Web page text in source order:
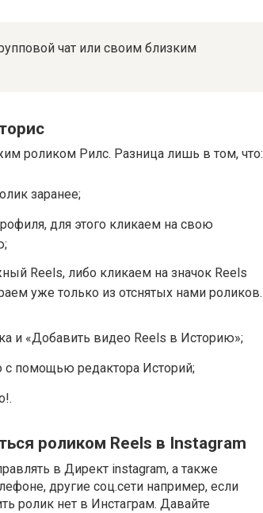
чат или своим близким
роликом Рилс. Разница лишь в том, что:
заранее;
для этого кликаем на свою
Reels, либо кликаем на значок Reels
уже только из отснятых нами роликов.
и «Добавить видео Reels в Историю»;
с помощью редактора Историй;
роликом Reels в Instagram
в Директ instagram, а также
другие соц.сети например, если
ролик нет в Инстаграм. Давайте